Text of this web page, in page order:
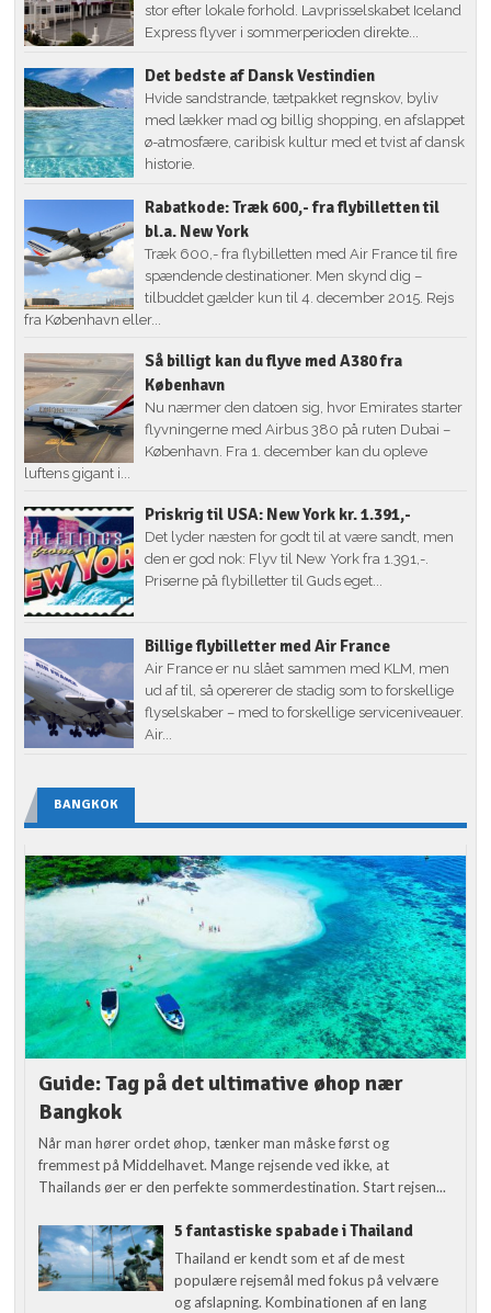
stor efter lokale forhold. Lavprisselskabet Iceland
Express flyver i sommerperioden direkte...
Det bedste af Dansk Vestindien
Hvide sandstrande, tætpakket regnskov, byliv
med lækker mad og billig shopping, en afslappet
ø-atmosfære, caribisk kultur med et tvist af dansk
historie.
Rabatkode: Træk 600,- fra flybilletten til
bl.a. New York
Træk 600,- fra flybilletten med Air France til fire
spændende destinationer. Men skynd dig –
tilbuddet gælder kun til 4. december 2015. Rejs
fra København eller...
Så billigt kan du flyve med A380 fra
København
Nu nærmer den datoen sig, hvor Emirates starter
flyvningerne med Airbus 380 på ruten Dubai –
København. Fra 1. december kan du opleve
luftens gigant i...
Priskrig til USA: New York kr. 1.391,-
Det lyder næsten for godt til at være sandt, men
den er god nok: Flyv til New York fra 1.391,-.
Priserne på flybilletter til Guds eget...
Billige flybilletter med Air France
Air France er nu slået sammen med KLM, men
ud af til, så opererer de stadig som to forskellige
flyselskaber – med to forskellige serviceniveauer.
Air...
BANGKOK
Guide: Tag på det ultimative øhop nær
Bangkok
Når man hører ordet øhop, tænker man måske først og
fremmest på Middelhavet. Mange rejsende ved ikke, at
Thailands øer er den perfekte sommerdestination. Start rejsen...
5 fantastiske spabade i Thailand
Thailand er kendt som et af de mest
populære rejsemål med fokus på velvære
og afslapning. Kombinationen af en lang